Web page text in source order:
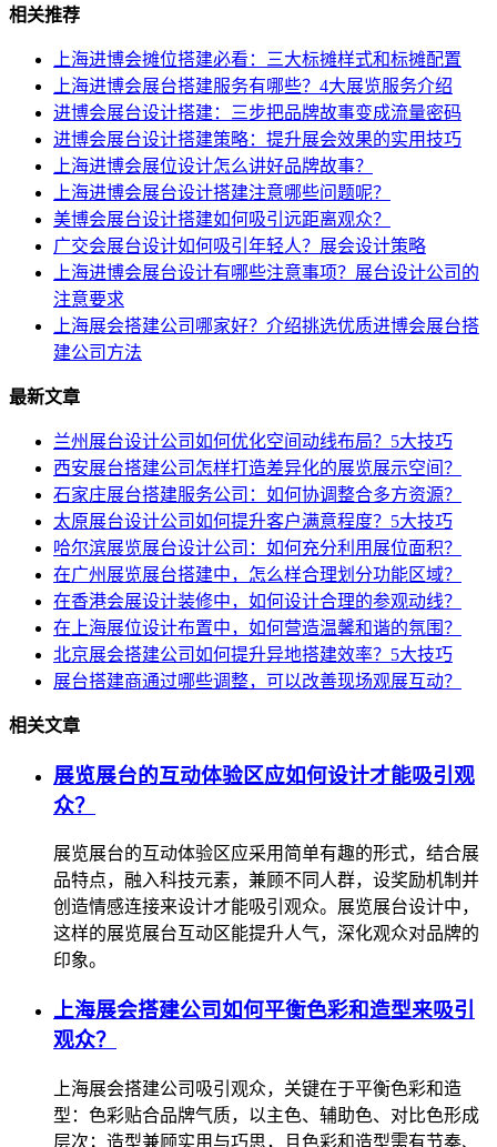
相关推荐
上海进博会摊位搭建必看：三大标摊样式和标摊配置
上海进博会展台搭建服务有哪些？4大展览服务介绍
进博会展台设计搭建：三步把品牌故事变成流量密码
进博会展台设计搭建策略：提升展会效果的实用技巧
上海进博会展位设计怎么讲好品牌故事？
上海进博会展台设计搭建注意哪些问题呢？
美博会展台设计搭建如何吸引远距离观众？
广交会展台设计如何吸引年轻人？展会设计策略
上海进博会展台设计有哪些注意事项？展台设计公司的
注意要求
上海展会搭建公司哪家好？介绍挑选优质进博会展台搭
建公司方法
最新文章
兰州展台设计公司如何优化空间动线布局？5大技巧
西安展台搭建公司怎样打造差异化的展览展示空间？
石家庄展台搭建服务公司：如何协调整合多方资源？
太原展台设计公司如何提升客户满意程度？5大技巧
哈尔滨展览展台设计公司：如何充分利用展位面积？
在广州展览展台搭建中，怎么样合理划分功能区域？
在香港会展设计装修中，如何设计合理的参观动线？
在上海展位设计布置中，如何营造温馨和谐的氛围？
北京展会搭建公司如何提升异地搭建效率？5大技巧
展台搭建商通过哪些调整，可以改善现场观展互动？
相关文章
展览展台的互动体验区应如何设计才能吸引观
众？
展览展台的互动体验区应采用简单有趣的形式，结合展
品特点，融入科技元素，兼顾不同人群，设奖励机制并
创造情感连接来设计才能吸引观众。展览展台设计中，
这样的展览展台互动区能提升人气，深化观众对品牌的
印象。
上海展会搭建公司如何平衡色彩和造型来吸引
观众？
上海展会搭建公司吸引观众，关键在于平衡色彩和造
型：色彩贴合品牌气质，以主色、辅助色、对比色形成
层次；造型兼顾实用与巧思，且色彩和造型需有节奏、